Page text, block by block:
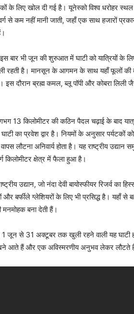
के लिए खोल दी गई है। यूनेस्को विश्व धरोहर
से कम नहीं मानी जाती, जहाँ एक साथ हजारों
इस बार भी जून की शुरुआत में घाटी को यात्रियों
रहती है। मानसून के आगमन के साथ यहाँ फूलों
इस दौरान ब्रह्म कमल, ब्लू पॉपी और कोबरा
13 किलोमीटर की कठिन पैदल चढ़ाई के बाद
का प्रवेश द्वार है। नियमों के अनुसार
लौटना अनिवार्य होता है। यह राष्ट्रीय
किलोमीटर क्षेत्र में फैला हुआ है।
उद्यान, जो नंदा देवी बायोस्फीयर रिजर्व का
बर्फीले ग्लेशियरों के लिए भी प्रसिद्ध है। यहाँ से
मनमोहक बना देती हैं।
जून से 31 अक्टूबर तक खुली रहने वाली यह घाटी
आते हैं और एक अविस्मरणीय अनुभव लेकर लौटते